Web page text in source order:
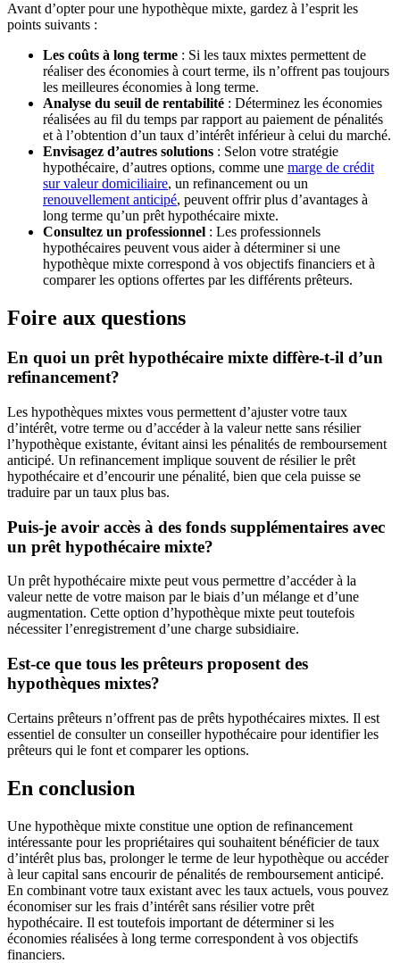
Avant d’opter pour une hypothèque mixte, gardez à l’esprit les
points suivants :
Les coûts à long terme : Si les taux mixtes permettent de
réaliser des économies à court terme, ils n’offrent pas toujours
les meilleures économies à long terme.
Analyse du seuil de rentabilité : Déterminez les économies
réalisées au fil du temps par rapport au paiement de pénalités
et à l’obtention d’un taux d’intérêt inférieur à celui du marché.
Envisagez d’autres solutions : Selon votre stratégie
hypothécaire, d’autres options, comme une marge de crédit
sur valeur domiciliaire, un refinancement ou un
renouvellement anticipé, peuvent offrir plus d’avantages à
long terme qu’un prêt hypothécaire mixte.
Consultez un professionnel : Les professionnels
hypothécaires peuvent vous aider à déterminer si une
hypothèque mixte correspond à vos objectifs financiers et à
comparer les options offertes par les différents prêteurs.
Foire aux questions
En quoi un prêt hypothécaire mixte diffère-t-il d’un
refinancement?
Les hypothèques mixtes vous permettent d’ajuster votre taux
d’intérêt, votre terme ou d’accéder à la valeur nette sans résilier
l’hypothèque existante, évitant ainsi les pénalités de remboursement
anticipé. Un refinancement implique souvent de résilier le prêt
hypothécaire et d’encourir une pénalité, bien que cela puisse se
traduire par un taux plus bas.
Puis-je avoir accès à des fonds supplémentaires avec
un prêt hypothécaire mixte?
Un prêt hypothécaire mixte peut vous permettre d’accéder à la
valeur nette de votre maison par le biais d’un mélange et d’une
augmentation. Cette option d’hypothèque mixte peut toutefois
nécessiter l’enregistrement d’une charge subsidiaire.
Est-ce que tous les prêteurs proposent des
hypothèques mixtes?
Certains prêteurs n’offrent pas de prêts hypothécaires mixtes. Il est
essentiel de consulter un conseiller hypothécaire pour identifier les
prêteurs qui le font et comparer les options.
En conclusion
Une hypothèque mixte constitue une option de refinancement
intéressante pour les propriétaires qui souhaitent bénéficier de taux
d’intérêt plus bas, prolonger le terme de leur hypothèque ou accéder
à leur capital sans encourir de pénalités de remboursement anticipé.
En combinant votre taux existant avec les taux actuels, vous pouvez
économiser sur les frais d’intérêt sans résilier votre prêt
hypothécaire. Il est toutefois important de déterminer si les
économies réalisées à long terme correspondent à vos objectifs
financiers.